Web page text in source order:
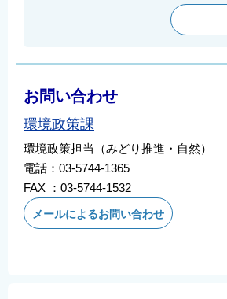
お問い合わせ
環境政策課
環境政策担当（みどり推進・自然）
電話：03-5744-1365
FAX ：03-5744-1532
メールによるお問い合わせ